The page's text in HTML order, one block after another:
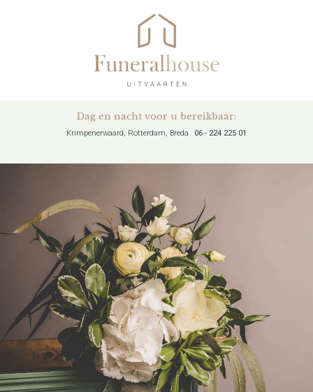
Dag en nacht voor u bereikbaar:
Krimpenerwaard, Rotterdam, Breda 06 - 224 225 01